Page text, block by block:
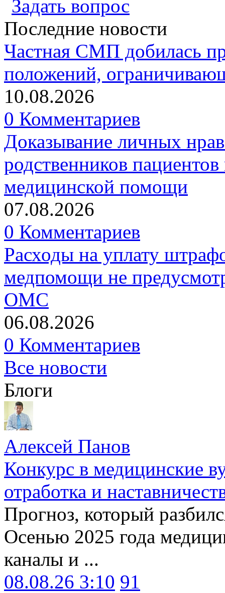
Задать вопрос
Последние новости
Частная СМП добилась
положений,
10.08.2026
0 Комментариев
Доказывание личных
родственников
медицинской помощи
07.08.2026
0 Комментариев
Расходы на уплату
медпомощи не
ОМС
06.08.2026
0 Комментариев
Все новости
Блоги
Алексей Панов
Конкурс в медицинские
отработка и
Прогноз, который
Осенью 2025 года
каналы и ...
08.08.26 3:10 91